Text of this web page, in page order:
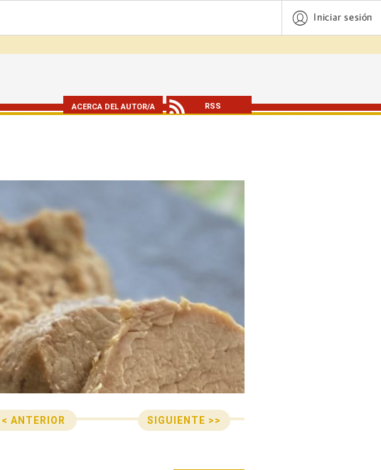
Iniciar sesión
ACERCA DEL AUTOR/A RSS
ANTERIOR
SIGUIENTE >>